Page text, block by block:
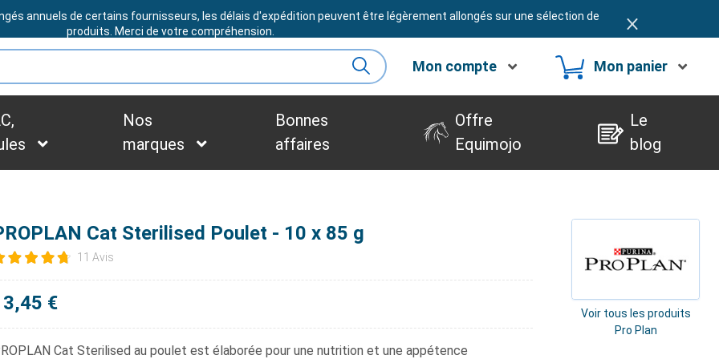
BESOIN D'ASSISTANCE ?
annuels de certains fournisseurs, les délais d'expédition peuvent être légèrement allongés sur une sélection de
produits. Merci de votre compréhension.
Mon compte Mon panier
Nos
marques
Bonnes
affaires
Offre
Equimojo
Le
blog
Cat Sterilised Poulet - 10 x 85 g
11 Avis
€
Cat Sterilised au poulet est élaborée pour une nutrition et une appétence
Voir tous les produits
Pro Plan